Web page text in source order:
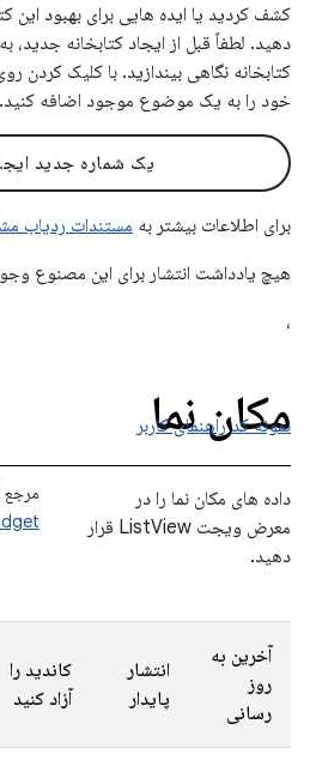
کشف کردید یا ایده هایی برای بهبود این
دهید. لطفاً قبل از ایجاد کتابخانه جدید، به
کتابخانه نگاهی بیندازید. با کلیک کردن
خود را به یک موضوع موجود اضافه کنید.
یک شماره جدید
برای اطلاعات بیشتر به مستندات ردیاب
هیچ یادداشت انتشار برای این مصنوع
،
مکان نما
نمونه کد راهنمای کاربر
مرجع API
داده های مکان نما را در
معرض ویجت ListView قرار
دهید.
آخرین به
روز
رسانی
انتشار
پایدار
کاندید را
آزاد کنید